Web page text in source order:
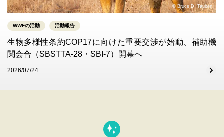
© Bruce D. Taubert
WWFの活動 活動報告
生物多様性条約COP17に向けた重要交渉が始動、補助機
関会合（SBSTTA-28・SBI-7）開幕へ
2026/07/24